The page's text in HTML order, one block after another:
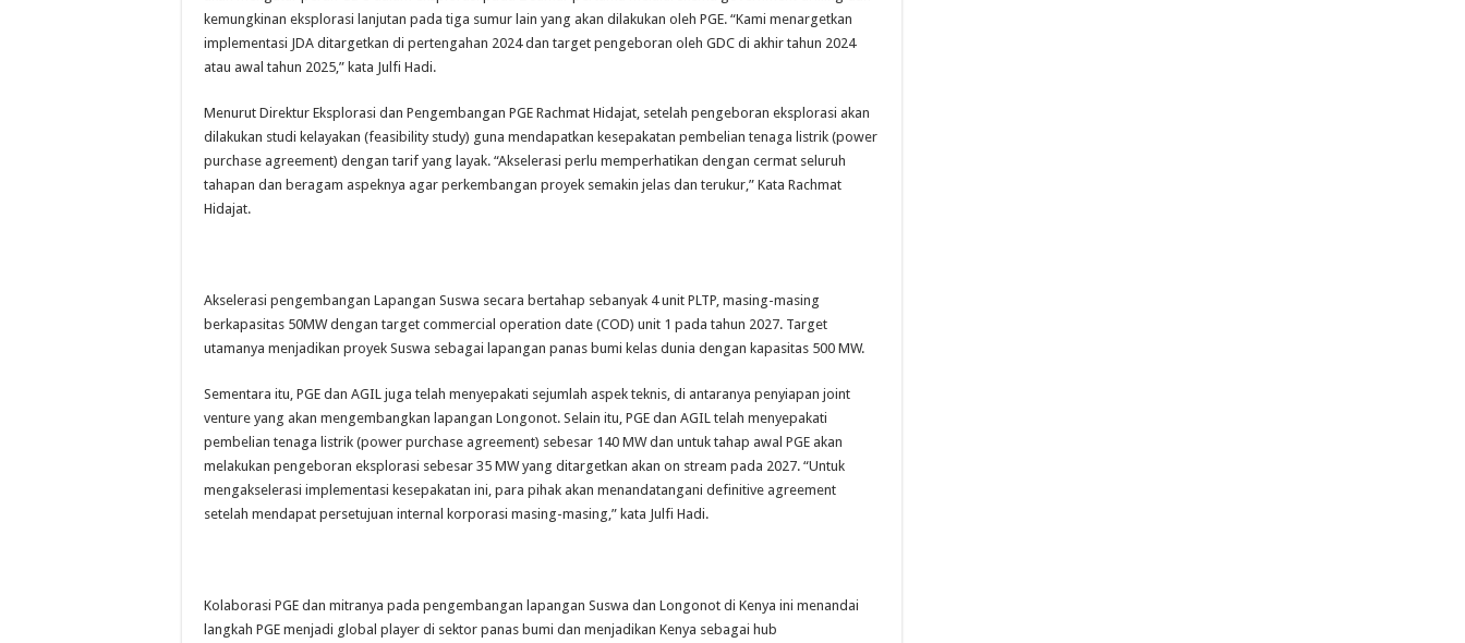
kemungkinan eksplorasi lanjutan pada tiga sumur lain yang akan dilakukan oleh PGE. “Kami menargetkan
implementasi JDA ditargetkan di pertengahan 2024 dan target pengeboran oleh GDC di akhir tahun 2024
atau awal tahun 2025,” kata Julfi Hadi.
Menurut Direktur Eksplorasi dan Pengembangan PGE Rachmat Hidajat, setelah pengeboran eksplorasi akan
dilakukan studi kelayakan (feasibility study) guna mendapatkan kesepakatan pembelian tenaga listrik (power
purchase agreement) dengan tarif yang layak. “Akselerasi perlu memperhatikan dengan cermat seluruh
tahapan dan beragam aspeknya agar perkembangan proyek semakin jelas dan terukur,” Kata Rachmat
Hidajat.
Akselerasi pengembangan Lapangan Suswa secara bertahap sebanyak 4 unit PLTP, masing-masing
berkapasitas 50MW dengan target commercial operation date (COD) unit 1 pada tahun 2027. Target
utamanya menjadikan proyek Suswa sebagai lapangan panas bumi kelas dunia dengan kapasitas 500 MW.
Sementara itu, PGE dan AGIL juga telah menyepakati sejumlah aspek teknis, di antaranya penyiapan joint
venture yang akan mengembangkan lapangan Longonot. Selain itu, PGE dan AGIL telah menyepakati
pembelian tenaga listrik (power purchase agreement) sebesar 140 MW dan untuk tahap awal PGE akan
melakukan pengeboran eksplorasi sebesar 35 MW yang ditargetkan akan on stream pada 2027. “Untuk
mengakselerasi implementasi kesepakatan ini, para pihak akan menandatangani definitive agreement
setelah mendapat persetujuan internal korporasi masing-masing,” kata Julfi Hadi.
Kolaborasi PGE dan mitranya pada pengembangan lapangan Suswa dan Longonot di Kenya ini menandai
langkah PGE menjadi global player di sektor panas bumi dan menjadikan Kenya sebagai hub